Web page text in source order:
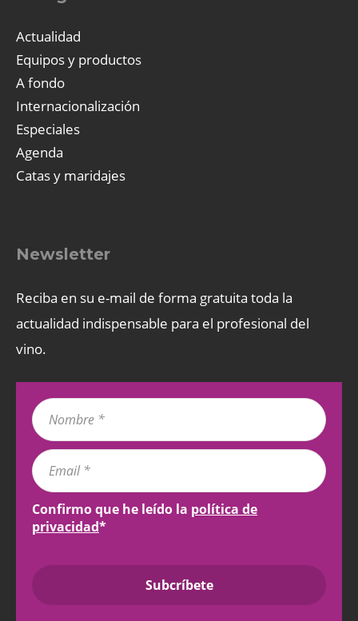
Actualidad
Equipos y productos
A fondo
Internacionalización
Especiales
Agenda
Catas y maridajes
Newsletter
Reciba en su e-mail de forma gratuita toda la
actualidad indispensable para el profesional del
vino.
Confirmo que he leído la política de
privacidad*